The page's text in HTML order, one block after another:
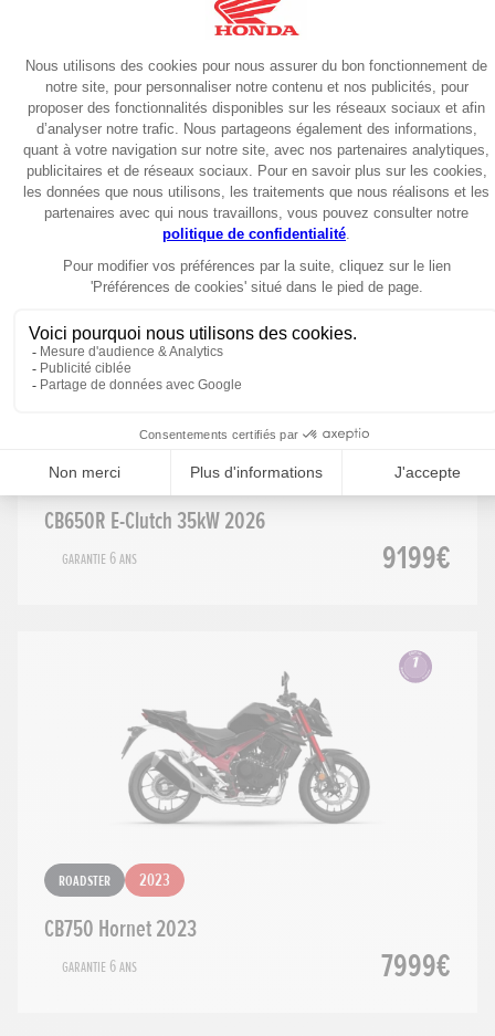
Roadster 2026
CB650R E-Clutch 2026
Garantie 6 ans 9199€
Roadster
CB650R E-Clutch 35kW 2026
Garantie 6 ans 9199€
Roadster 2023
CB750 Hornet 2023
Garantie 6 ans 7999€